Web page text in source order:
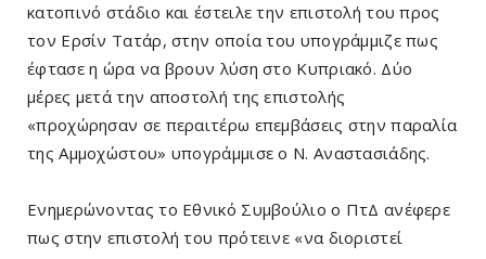
κατοπινό στάδιο και έστειλε την επιστολή του προς
τον Ερσίν Τατάρ, στην οποία του υπογράμμιζε πως
έφτασε η ώρα να βρουν λύση στο Κυπριακό. Δύο
μέρες μετά την αποστολή της επιστολής
«προχώρησαν σε περαιτέρω επεμβάσεις στην παραλία
της Αμμοχώστου» υπογράμμισε ο Ν. Αναστασιάδης.
Ενημερώνοντας το Εθνικό Συμβούλιο ο ΠτΔ ανέφερε
πως στην επιστολή του πρότεινε «να διοριστεί